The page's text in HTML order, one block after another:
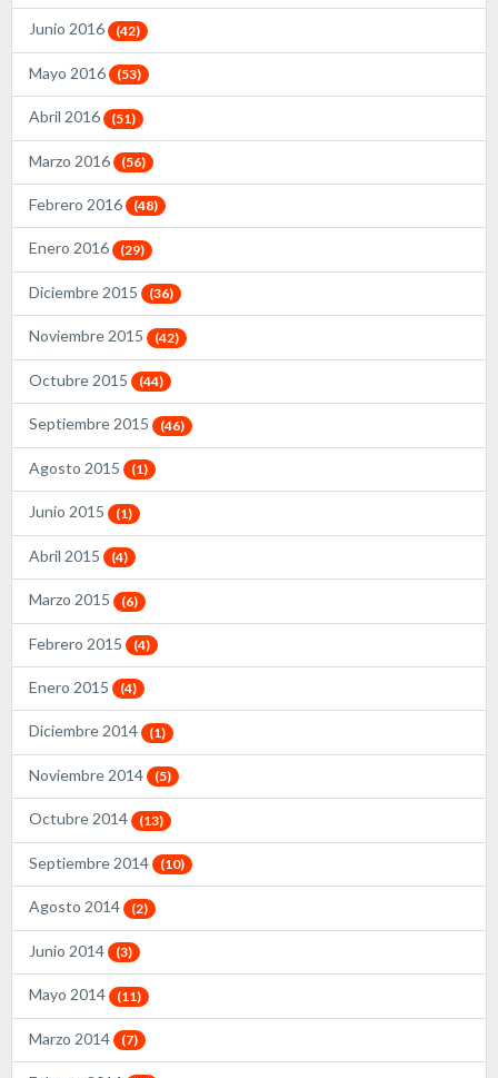
Junio 2016 (42)
Mayo 2016 (53)
Abril 2016 (51)
Marzo 2016 (56)
Febrero 2016 (48)
Enero 2016 (29)
Diciembre 2015 (36)
Noviembre 2015 (42)
Octubre 2015 (44)
Septiembre 2015 (46)
Agosto 2015 (1)
Junio 2015 (1)
Abril 2015 (4)
Marzo 2015 (6)
Febrero 2015 (4)
Enero 2015 (4)
Diciembre 2014 (1)
Noviembre 2014 (5)
Octubre 2014 (13)
Septiembre 2014 (10)
Agosto 2014 (2)
Junio 2014 (3)
Mayo 2014 (11)
Marzo 2014 (7)